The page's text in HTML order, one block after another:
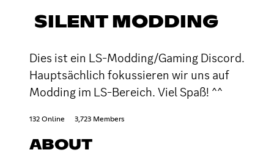
SILENT MODDING
Dies ist ein LS-Modding/Gaming Discord.
Hauptsächlich fokussieren wir uns auf
Modding im LS-Bereich. Viel Spaß! ^^
132 Online 3,723 Members
ABOUT